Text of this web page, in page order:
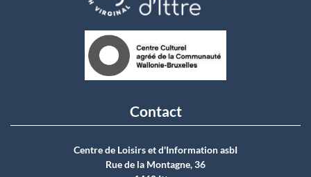
Contact
Centre de Loisirs et d'Information asbI
Rue de la Montagne, 36